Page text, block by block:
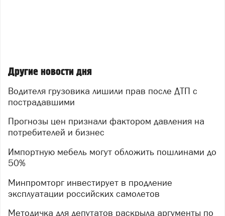
Другие новости дня
Водителя грузовика лишили прав после ДТП с
пострадавшими
Прогнозы цен признали фактором давления на
потребителей и бизнес
Импортную мебель могут обложить пошлинами до
50%
Минпромторг инвестирует в продление
эксплуатации российских самолетов
Методичка для депутатов раскрыла аргументы по